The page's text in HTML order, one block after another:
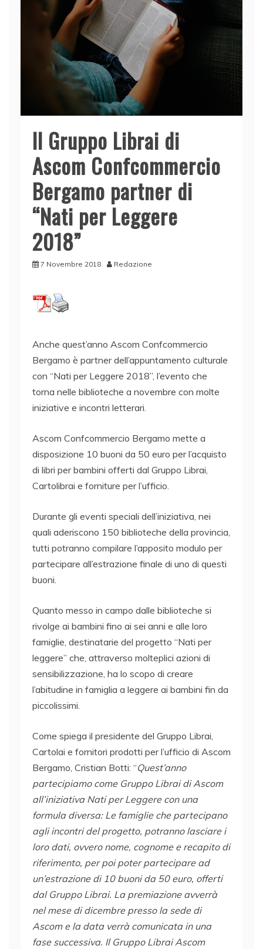
Il Gruppo Librai di
Ascom Confcommercio
Bergamo partner di
“Nati per Leggere
2018”
7 Novembre 2018 Redazione
Anche quest’anno Ascom Confcommercio
Bergamo è partner dell’appuntamento culturale
con “Nati per Leggere 2018”, l’evento che
torna nelle biblioteche a novembre con molte
iniziative e incontri letterari.
Ascom Confcommercio Bergamo mette a
disposizione 10 buoni da 50 euro per l’acquisto
di libri per bambini offerti dal Gruppo Librai,
Cartolibrai e forniture per l’ufficio.
Durante gli eventi speciali dell’iniziativa, nei
quali aderiscono 150 biblioteche della provincia,
tutti potranno compilare l’apposito modulo per
partecipare all’estrazione finale di uno di questi
buoni.
Quanto messo in campo dalle biblioteche si
rivolge ai bambini fino ai sei anni e alle loro
famiglie, destinatarie del progetto “Nati per
leggere” che, attraverso molteplici azioni di
sensibilizzazione, ha lo scopo di creare
l’abitudine in famiglia a leggere ai bambini fin da
piccolissimi.
Come spiega il presidente del Gruppo Librai,
Cartolai e fornitori prodotti per l’ufficio di Ascom
Bergamo, Cristian Botti: “Quest’anno
partecipiamo come Gruppo Librai di Ascom
all’iniziativa Nati per Leggere con una
formula diversa: Le famiglie che partecipano
agli incontri del progetto, potranno lasciare i
loro dati, ovvero nome, cognome e recapito di
riferimento, per poi poter partecipare ad
un’estrazione di 10 buoni da 50 euro, offerti
dal Gruppo Librai. La premiazione avverrà
nel mese di dicembre presso la sede di
Ascom e la data verrà comunicata in una
fase successiva. Il Gruppo Librai Ascom